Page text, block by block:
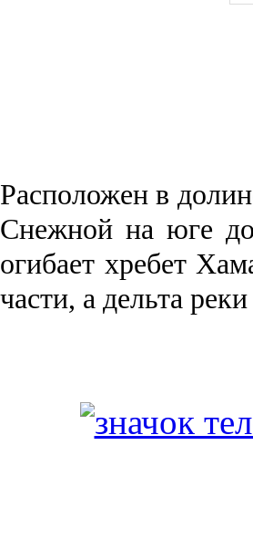
Рас­положен в
Снежной на юге
огибает хребет
части, а дельта